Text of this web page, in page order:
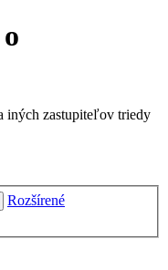
iných zastupiteľov triedy
Rozšírené